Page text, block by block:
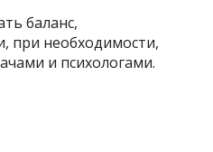
баланс,
при необходимости,
и психологами.